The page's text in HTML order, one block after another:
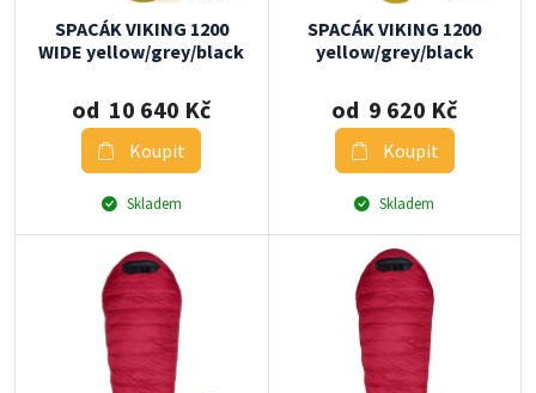
SPACÁK VIKING 1200
WIDE yellow/grey/black
od 10 640 Kč
Koupit
Skladem
SPACÁK VIKING 1200
yellow/grey/black
od 9 620 Kč
Koupit
Skladem